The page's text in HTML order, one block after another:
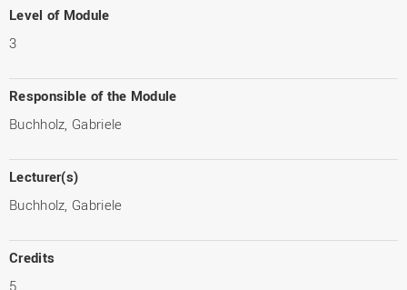
Level of Module
3
Responsible of the Module
Buchholz, Gabriele
Lecturer(s)
Buchholz, Gabriele
Credits
5